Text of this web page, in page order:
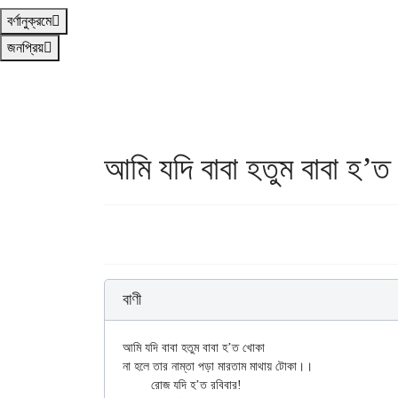
বর্ণানুক্রমে
জনপ্রিয়
আমি যদি বাবা হতুম বাবা
বাণী
আমি যদি বাবা হতুম বাবা হ’ত খোকা
না হলে তার নাম্‌তা পড়া মারতাম মাথায় টোকা।।